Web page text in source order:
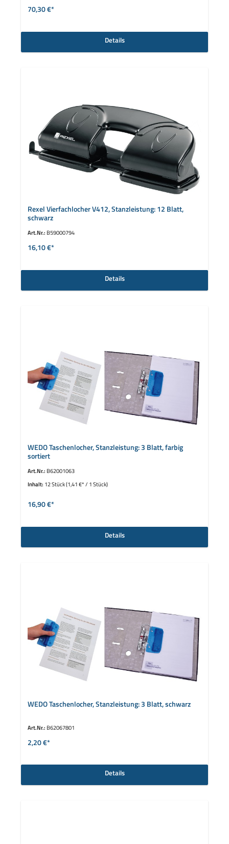
70,30 €*
Details
Rexel Vierfachlocher V412, Stanzleistung: 12 Blatt,
schwarz
Art.Nr.: B59000794
16,10 €*
Details
WEDO Taschenlocher, Stanzleistung: 3 Blatt, farbig
sortiert
Art.Nr.: B62001063
Inhalt: 12 Stück(1,41 €* / 1 Stück)
16,90 €*
Details
WEDO Taschenlocher, Stanzleistung: 3 Blatt, schwarz
Art.Nr.: B62067801
2,20 €*
Details